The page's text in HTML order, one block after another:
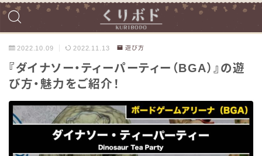
2022.10.09 2022.11.13 遊び方
『ダイナソー・ティーパーティー（BGA）』の遊
び方・魅力をご紹介！